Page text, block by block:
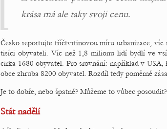
krása má ale taky svoji cenu.
Česko reportujte tříčtvrtinovou míru urbanizace,
tisíci obyvateli. Víc než 1,8 milionu lidí bydlí ve
cirka 1680 obyvatel. Pro srovnání: například v
obce zhruba 8200 obyvatel. Rozdíl tedy poměrně
Je to dobře, nebo špatně? Můžeme to vůbec posoudit?
Stát nadělí